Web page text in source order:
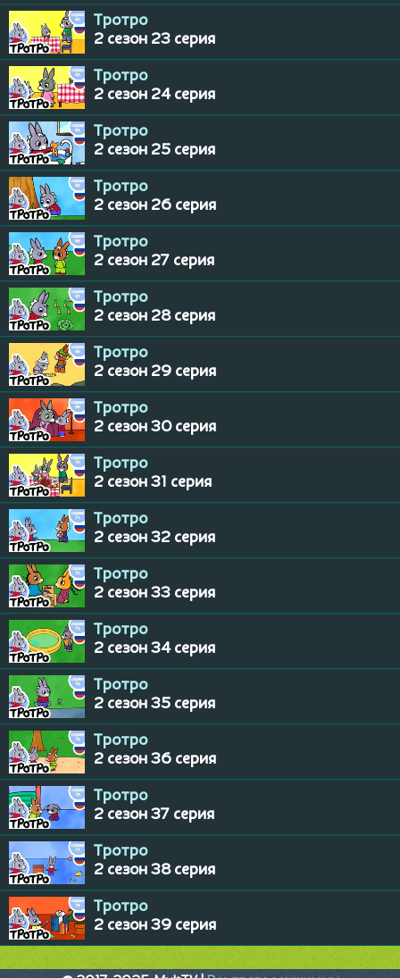
Тротро
2 сезон 23 серия
Тротро
2 сезон 24 серия
Тротро
2 сезон 25 серия
Тротро
2 сезон 26 серия
Тротро
2 сезон 27 серия
Тротро
2 сезон 28 серия
Тротро
2 сезон 29 серия
Тротро
2 сезон 30 серия
Тротро
2 сезон 31 серия
Тротро
2 сезон 32 серия
Тротро
2 сезон 33 серия
Тротро
2 сезон 34 серия
Тротро
2 сезон 35 серия
Тротро
2 сезон 36 серия
Тротро
2 сезон 37 серия
Тротро
2 сезон 38 серия
Тротро
2 сезон 39 серия